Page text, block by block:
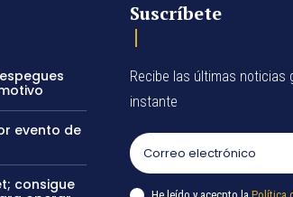
evento de
consigue
Suscríbete
Recibe las últimas noticias
instante